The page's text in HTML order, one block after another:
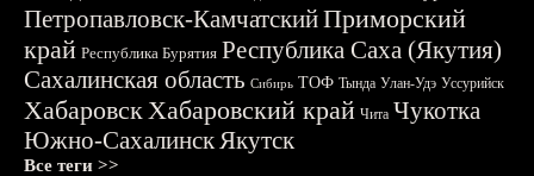
Петропавловск-КамчатскийПриморский
край Республика Бурятия Республика Саха (Якутия)
Сахалинская область Сибирь ТОФ Тында Улан-Удэ Уссурийск
ХабаровскХабаровский край Чита Чукотка
Южно-СахалинскЯкутск
Все теги >>